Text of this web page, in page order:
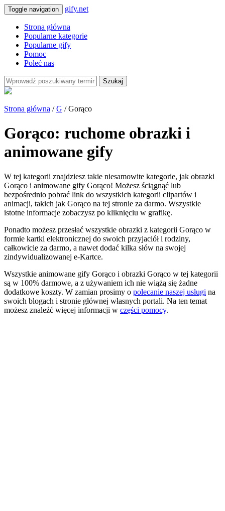
Toggle navigation gify.net
Strona główna
Popularne kategorie
Popularne gify
Pomoc
Poleć nas
Szukaj
Strona główna /G / Gorąco
Gorąco: ruchome obrazki i
animowane gify
W tej kategorii znajdziesz takie niesamowite kategorie, jak obrazki
Gorąco i animowane gify Gorąco! Możesz ściągnąć lub
bezpośrednio pobrać link do wszystkich kategorii clipartów i
animacji, takich jak Gorąco na tej stronie za darmo. Wszystkie
istotne informacje zobaczysz po kliknięciu w grafikę.
Ponadto możesz przesłać wszystkie obrazki z kategorii Gorąco w
formie kartki elektronicznej do swoich przyjaciół i rodziny,
całkowicie za darmo, a nawet dodać kilka słów na swojej
zindywidualizowanej e-Kartce.
Wszystkie animowane gify Gorąco i obrazki Gorąco w tej kategorii
są w 100% darmowe, a z używaniem ich nie wiążą się żadne
dodatkowe koszty. W zamian prosimy o polecanie naszej usługi na
swoich blogach i stronie głównej własnych portali. Na ten temat
możesz znaleźć więcej informacji w części pomocy.